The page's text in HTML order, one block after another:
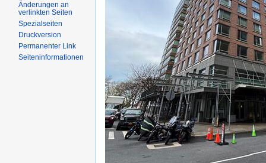
Änderungen an
verlinkten Seiten
Spezialseiten
Druckversion
Permanenter Link
Seiteninformationen